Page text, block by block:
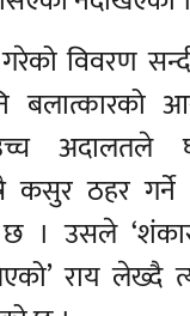
विवरण
बलात्कारको
अदालतले
कसुर ठहर
। उसले
राय लेख्दै